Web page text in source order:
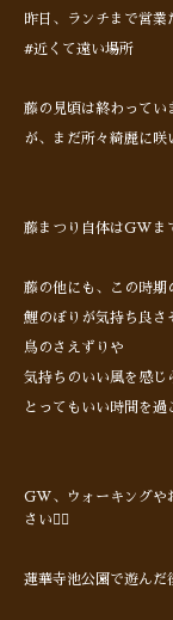
昨日、ランチまで営
#近くて遠い場所
藤の見頃は終わってい
が、まだ所々綺麗に
藤まつり自体はGWま
藤の他にも、この時期
鯉のぼりが気持ち良さ
鳥のさえずりや
気持ちのいい風を感じ
とってもいい時間を過
GW、ウォーキングや
さい🏃‍♀️
蓮華寺池公園で遊んだ